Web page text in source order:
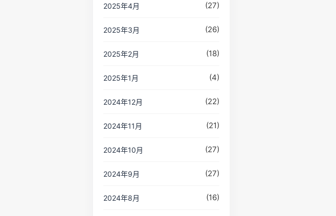
2025年4月 (27)
2025年3月 (26)
2025年2月 (18)
2025年1月 (4)
2024年12月 (22)
2024年11月 (21)
2024年10月 (27)
2024年9月 (27)
2024年8月 (16)